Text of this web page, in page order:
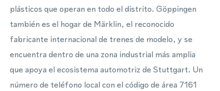
plásticos que operan en todo el distrito. Göppingen
también es el hogar de Märklin, el reconocido
fabricante internacional de trenes de modelo, y se
encuentra dentro de una zona industrial más amplia
que apoya el ecosistema automotriz de Stuttgart. Un
número de teléfono local con el código de área 7161